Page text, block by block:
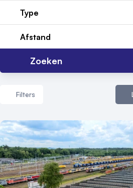
Type
Afstand
Zoeken
Filters
Aantal zalen
1 - 5 zalen
6 - 10 zalen
10 of meer zalen